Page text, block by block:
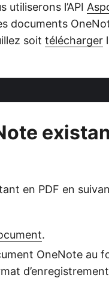
l’API
documents
soit télécharger
en PDF en
.
OneNote au